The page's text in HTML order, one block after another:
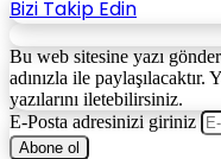
Bizi Takip Edin
Bu web sitesine yazı
adınızla ile
yazılarını iletebilirsiniz.
E-Posta adresinizi giriniz